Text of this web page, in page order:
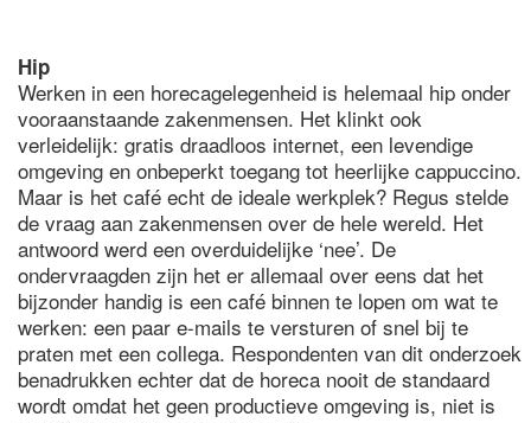
Hip
Werken in een horecagelegenheid is helemaal hip onder
vooraanstaande zakenmensen. Het klinkt ook
verleidelijk: gratis draadloos internet, een levendige
omgeving en onbeperkt toegang tot heerlijke cappuccino.
Maar is het café echt de ideale werkplek? Regus stelde
de vraag aan zakenmensen over de hele wereld. Het
antwoord werd een overduidelijke ‘nee’. De
ondervraagden zijn het er allemaal over eens dat het
bijzonder handig is een café binnen te lopen om wat te
werken: een paar e-mails te versturen of snel bij te
praten met een collega. Respondenten van dit onderzoek
benadrukken echter dat de horeca nooit de standaard
wordt omdat het geen productieve omgeving is, niet is